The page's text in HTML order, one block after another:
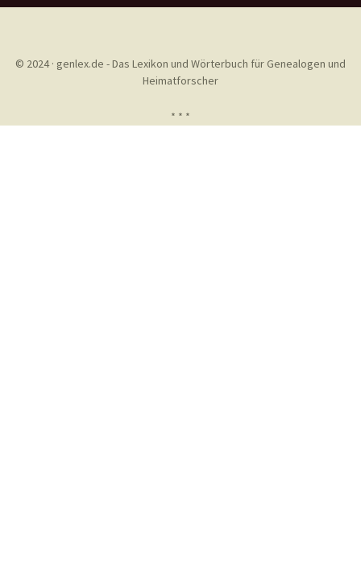
© 2024 · genlex.de - Das Lexikon und Wörterbuch für Genealogen und
Heimatforscher
* * *